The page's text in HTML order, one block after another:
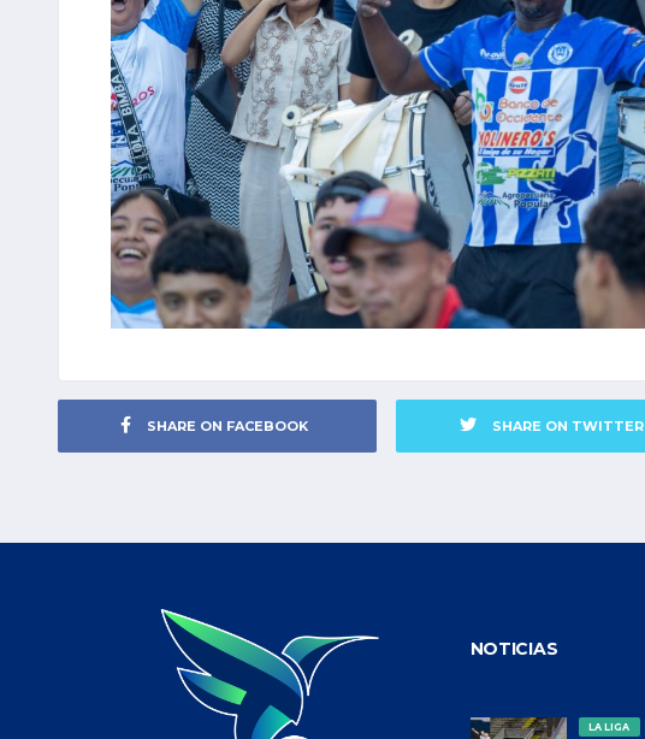
SHARE ON FACEBOOK SHARE ON TWITTER
NOTICIAS
LA LIGA